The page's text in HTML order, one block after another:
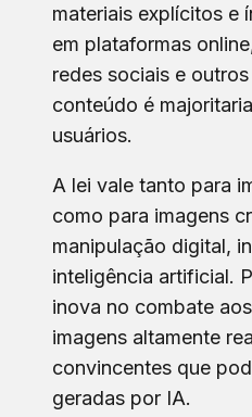
materiais explícitos e
em plataformas
redes sociais e
conteúdo é
usuários.
A lei vale tanto para
como para imagens
manipulação digital,
inteligência artificial.
inova no combate
imagens altamente
convincentes que
geradas por IA.